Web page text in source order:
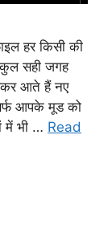
हर किसी की
सही जगह
आते हैं नए
आपके मूड को
में भी … Read